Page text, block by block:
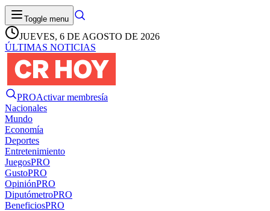
Toggle menu
JUEVES, 6 DE AGOSTO DE 2026
ÚLTIMAS NOTICIAS
PROActivar membresía
Nacionales
Mundo
Economía
Deportes
Entretenimiento
JuegosPRO
GustoPRO
OpiniónPRO
DiputómetroPRO
BeneficiosPRO